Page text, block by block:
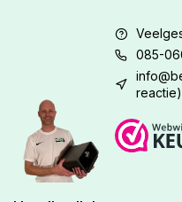
085-
reactie)